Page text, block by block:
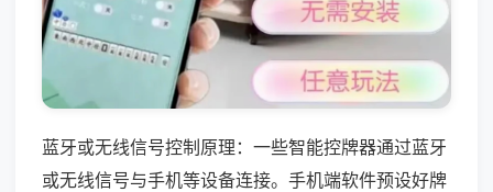
蓝牙或无线信号控制原理：一些智能控牌器通过蓝牙
或无线信号与手机等设备连接。手机端软件预设好牌